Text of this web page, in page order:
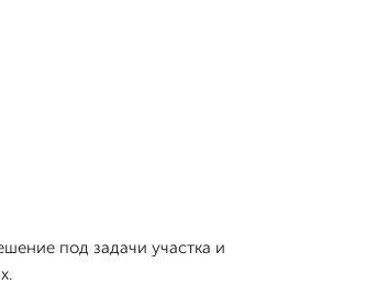
под задачи участка и